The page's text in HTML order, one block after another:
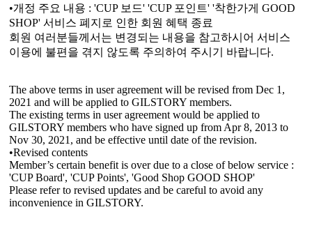
•개정 주요 내용 : 'CUP 보드' 'CUP 포인트' '착한가게 GOOD
SHOP' 서비스 폐지로 인한 회원 혜택 종료
회원 여러분들께서는 변경되는 내용을 참고하시어 서비스
이용에 불편을 겪지 않도록 주의하여 주시기 바랍니다.
The above terms in user agreement will be revised from Dec 1,
2021 and will be applied to GILSTORY members.
The existing terms in user agreement would be applied to
GILSTORY members who have signed up from Apr 8, 2013 to
Nov 30, 2021, and be effective until date of the revision.
•Revised contents
Member’s certain benefit is over due to a close of below service :
'CUP Board', 'CUP Points', 'Good Shop GOOD SHOP'
Please refer to revised updates and be careful to avoid any
inconvenience in GILSTORY.